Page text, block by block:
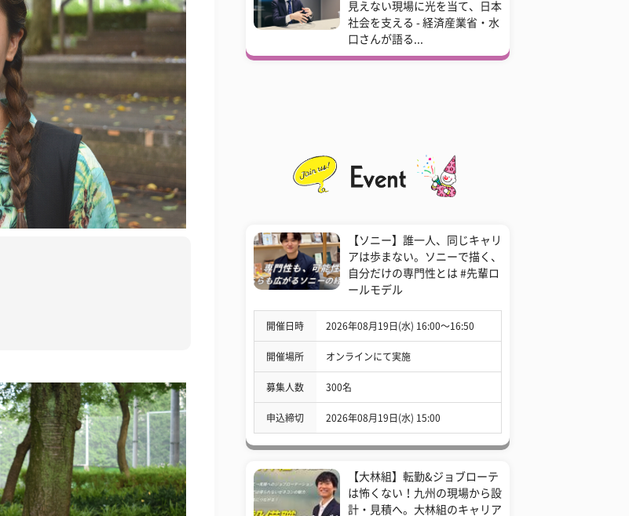
見えない現場に光を当て、日本
社会を支える - 経済産業省・水
口さんが語る...
【ソニー】誰一人、同じキャリ
アは歩まない。ソニーで描く、
自分だけの専門性とは #先輩ロ
ールモデル
開催日時 2026年08月19日(水) 16:00〜16:50
開催場所 オンラインにて実施
募集人数 300名
申込締切 2026年08月19日(水) 15:00
【大林組】転勤&ジョブローテ
は怖くない！九州の現場から設
計・見積へ。大林組のキャリア